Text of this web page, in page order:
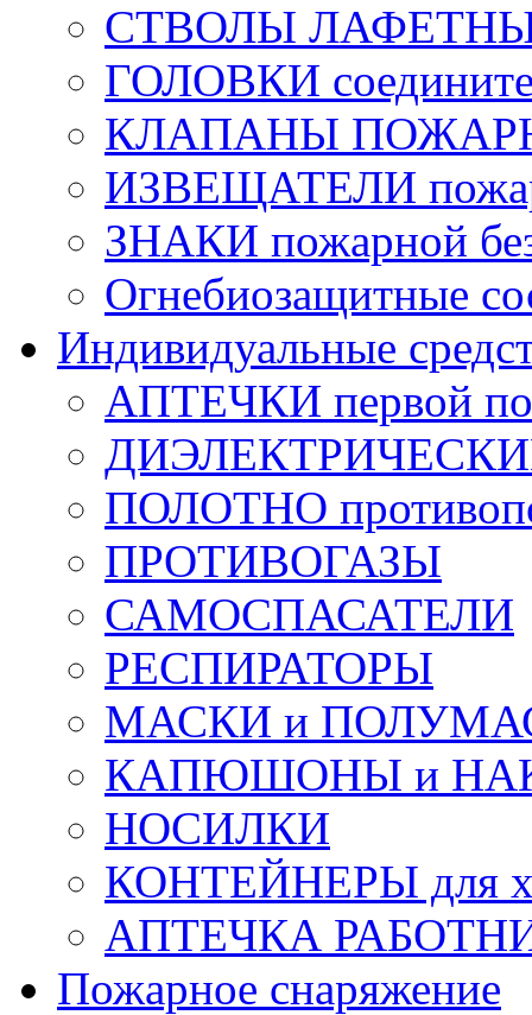
СТВОЛЫ
ГОЛОВКИ
КЛАПАНЫ
ИЗВЕЩАТЕЛИ
ЗНАКИ пожарной
Огнебиозащитные
Индивидуальные
АПТЕЧКИ первой
ДИЭЛЕКТРИЧЕСКИЕ
ПОЛОТНО
ПРОТИВОГАЗЫ
САМОСПАСАТЕЛИ
РЕСПИРАТОРЫ
МАСКИ и
КАПЮШОНЫ и
НОСИЛКИ
КОНТЕЙНЕРЫ для
АПТЕЧКА
Пожарное снаряжение